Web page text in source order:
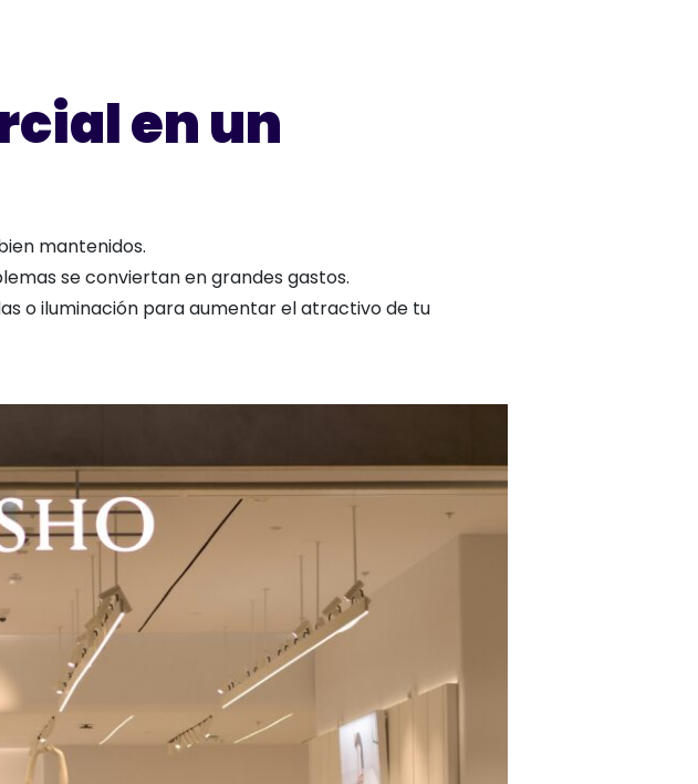
en un
mantenidos.
se conviertan en grandes gastos.
o iluminación para aumentar el atractivo de tu